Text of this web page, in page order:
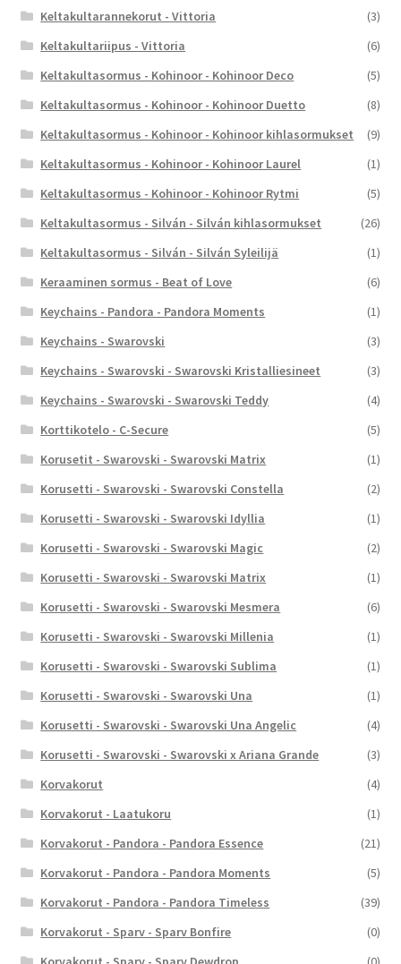
Keltakultarannekorut - Vittoria
(3)
Keltakultariipus - Vittoria
(6)
Keltakultasormus - Kohinoor - Kohinoor Deco
(5)
Keltakultasormus - Kohinoor - Kohinoor Duetto
(8)
Keltakultasormus - Kohinoor - Kohinoor kihlasormukset
(9)
Keltakultasormus - Kohinoor - Kohinoor Laurel
(1)
Keltakultasormus - Kohinoor - Kohinoor Rytmi
(5)
Keltakultasormus - Silván - Silván kihlasormukset
(26)
Keltakultasormus - Silván - Silván Syleilijä
(1)
Keraaminen sormus - Beat of Love
(6)
Keychains - Pandora - Pandora Moments
(1)
Keychains - Swarovski
(3)
Keychains - Swarovski - Swarovski Kristalliesineet
(3)
Keychains - Swarovski - Swarovski Teddy
(4)
Korttikotelo - C-Secure
(5)
Korusetit - Swarovski - Swarovski Matrix
(1)
Korusetti - Swarovski - Swarovski Constella
(2)
Korusetti - Swarovski - Swarovski Idyllia
(1)
Korusetti - Swarovski - Swarovski Magic
(2)
Korusetti - Swarovski - Swarovski Matrix
(1)
Korusetti - Swarovski - Swarovski Mesmera
(6)
Korusetti - Swarovski - Swarovski Millenia
(1)
Korusetti - Swarovski - Swarovski Sublima
(1)
Korusetti - Swarovski - Swarovski Una
(1)
Korusetti - Swarovski - Swarovski Una Angelic
(4)
Korusetti - Swarovski - Swarovski x Ariana Grande
(3)
Korvakorut
(4)
Korvakorut - Laatukoru
(1)
Korvakorut - Pandora - Pandora Essence
(21)
Korvakorut - Pandora - Pandora Moments
(5)
Korvakorut - Pandora - Pandora Timeless
(39)
Korvakorut - Sparv - Sparv Bonfire
(0)